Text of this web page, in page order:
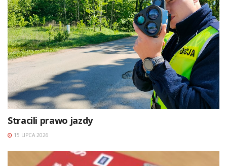
Stracili prawo jazdy
15 LIPCA 2026